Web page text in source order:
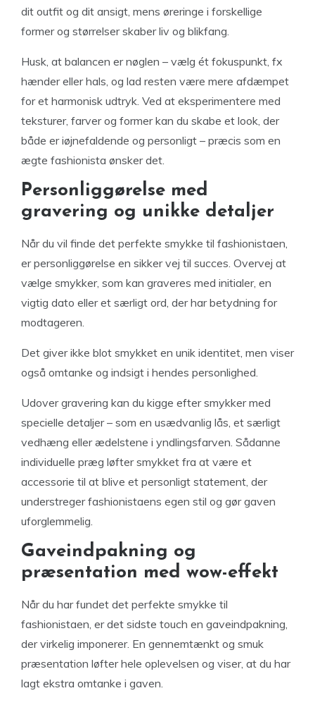
dit outfit og dit ansigt, mens øreringe i forskellige
former og størrelser skaber liv og blikfang.
Husk, at balancen er nøglen – vælg ét fokuspunkt, fx
hænder eller hals, og lad resten være mere afdæmpet
for et harmonisk udtryk. Ved at eksperimentere med
teksturer, farver og former kan du skabe et look, der
både er iøjnefaldende og personligt – præcis som en
ægte fashionista ønsker det.
Personliggørelse med
gravering og unikke detaljer
Når du vil finde det perfekte smykke til fashionistaen,
er personliggørelse en sikker vej til succes. Overvej at
vælge smykker, som kan graveres med initialer, en
vigtig dato eller et særligt ord, der har betydning for
modtageren.
Det giver ikke blot smykket en unik identitet, men viser
også omtanke og indsigt i hendes personlighed.
Udover gravering kan du kigge efter smykker med
specielle detaljer – som en usædvanlig lås, et særligt
vedhæng eller ædelstene i yndlingsfarven. Sådanne
individuelle præg løfter smykket fra at være et
accessorie til at blive et personligt statement, der
understreger fashionistaens egen stil og gør gaven
uforglemmelig.
Gaveindpakning og
præsentation med wow-effekt
Når du har fundet det perfekte smykke til
fashionistaen, er det sidste touch en gaveindpakning,
der virkelig imponerer. En gennemtænkt og smuk
præsentation løfter hele oplevelsen og viser, at du har
lagt ekstra omtanke i gaven.